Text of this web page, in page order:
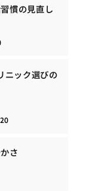
慣の見直し
ニック選びの
さ